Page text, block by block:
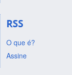
RSS
O que é?
Assine